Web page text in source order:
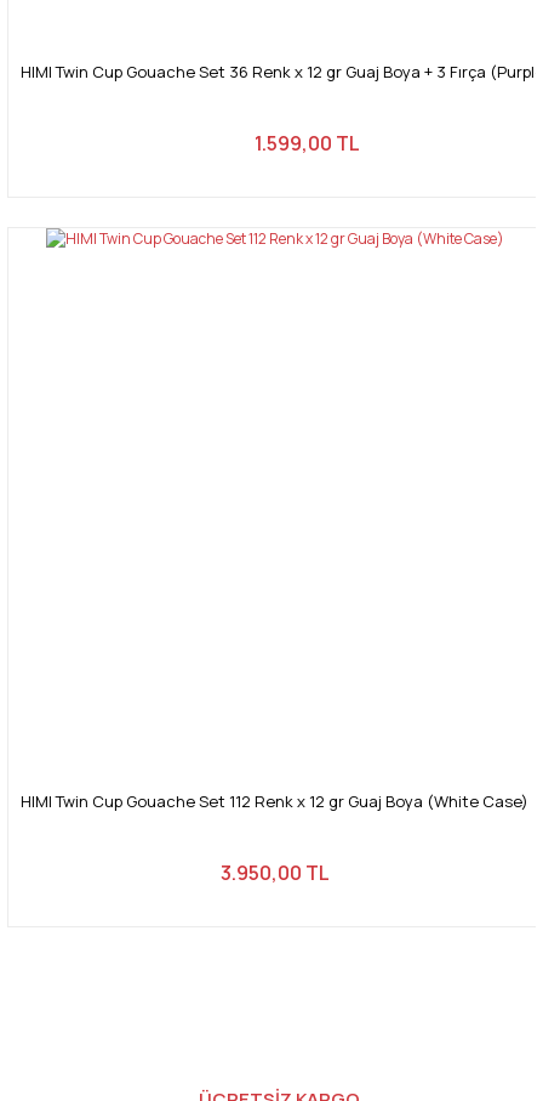
HIMI Twin Cup Gouache Set 36 Renk x 12 gr Guaj Boya + 3 Fırça
1.599,00 TL
HIMI Twin Cup Gouache Set 112 Renk x 12 gr Guaj Boya (White Case)
3.950,00 TL